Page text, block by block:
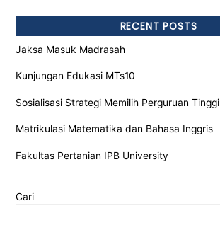
RECENT POSTS
Jaksa Masuk Madrasah
Kunjungan Edukasi MTs10
Sosialisasi Strategi Memilih Perguruan Tinggi
Matrikulasi Matematika dan Bahasa Inggris
Fakultas Pertanian IPB University
Cari